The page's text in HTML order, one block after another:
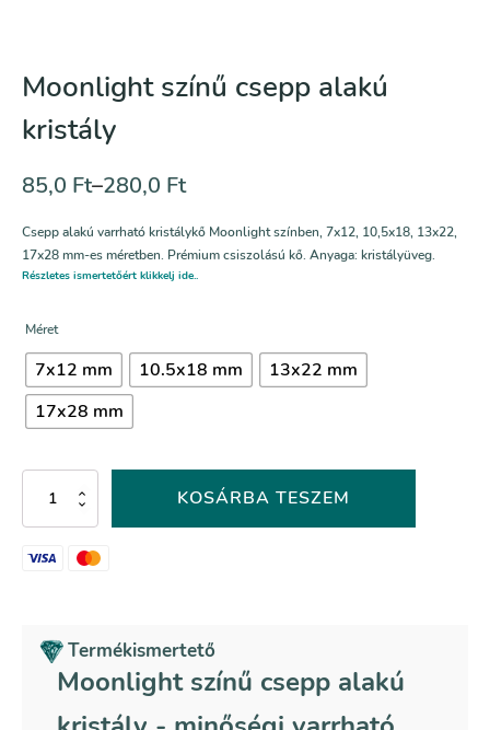
Moonlight színű csepp alakú
kristály
85,0 Ft–280,0 Ft
Csepp alakú varrható kristálykő Moonlight színben, 7x12, 10,5x18, 13x22,
17x28 mm-es méretben. Prémium csiszolású kő. Anyaga: kristályüveg.
Részletes ismertetőért klikkelj ide..
Méret
7x12 mm 10.5x18 mm
13x22 mm
17x28 mm
Moonlight
színű
csepp
alakú
KOSÁRBA TESZEM
Termékismertető
Moonlight színű csepp alakú